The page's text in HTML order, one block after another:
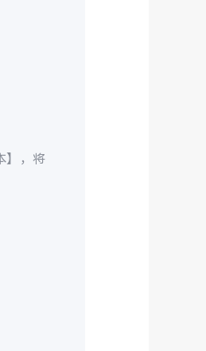
】，将